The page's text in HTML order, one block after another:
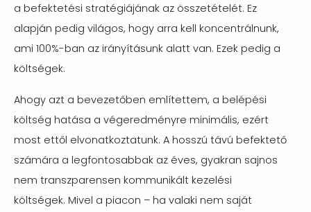
a befektetési stratégiájának az összetételét. Ez
alapján pedig világos, hogy arra kell koncentrálnunk,
ami 100%-ban az irányításunk alatt van. Ezek pedig a
költségek.
Ahogy azt a bevezetőben említettem, a belépési
költség hatása a végeredményre minimális, ezért
most ettől elvonatkoztatunk. A hosszú távú befektető
számára a legfontosabbak az éves, gyakran sajnos
nem transzparensen kommunikált kezelési
költségek. Mivel a piacon – ha valaki nem saját